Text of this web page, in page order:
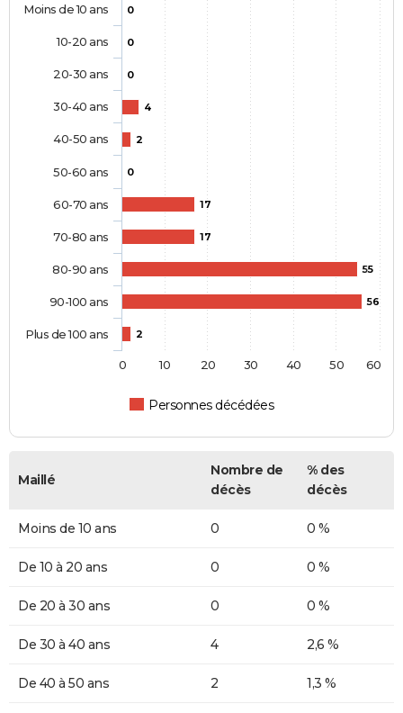
0
0
0
4
2
0
17
17
55
56
2
Personnes décédées
Moins de 10 ans
10-20 ans
20-30 ans
30-40 ans
40-50 ans
50-60 ans
60-70 ans
70-80 ans
80-90 ans
90-100 ans
Plus de 100 ans
0 10 20 30 40 50 60
Maillé
Nombre de
décès
% des
décès
Moins de 10 ans 0 0 %
De 10 à 20 ans 0 0 %
De 20 à 30 ans 0 0 %
De 30 à 40 ans 4 2,6 %
De 40 à 50 ans 2 1,3 %